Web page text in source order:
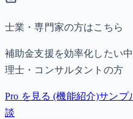
士業・専門家の方はこちら
補助金支援を効率化したい
理士・コンサルタントの方
Pro を見る (機能紹介)サンプ
談